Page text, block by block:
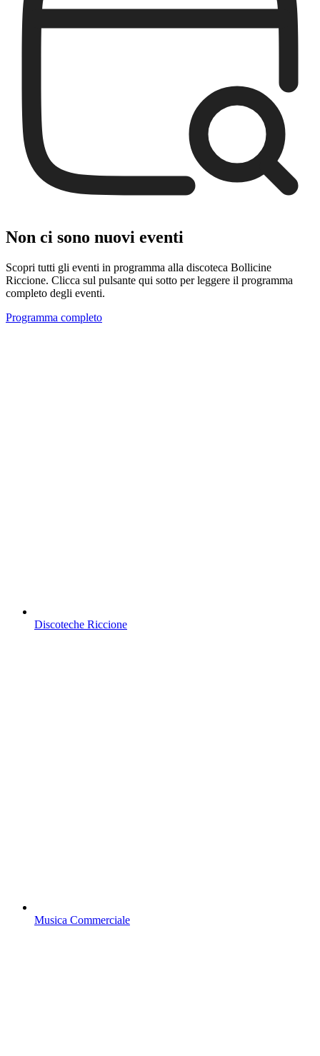
Non ci sono nuovi eventi
Scopri tutti gli eventi in programma alla discoteca Bollicine
Riccione. Clicca sul pulsante qui sotto per leggere il programma
completo degli eventi.
Programma completo
Discoteche Riccione
Musica Commerciale